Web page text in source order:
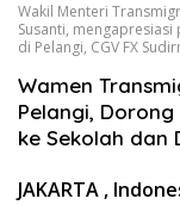
Wakil Menteri
Susanti,
di Pelangi, CGV FX
Wamen
Pelangi,
ke Sekolah dan
JAKARTA ,